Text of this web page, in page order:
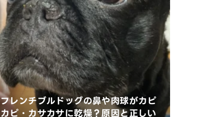
フレンチブルドッグの鼻や肉球がカピ
カピ・カサカサに乾燥？原因と正しい